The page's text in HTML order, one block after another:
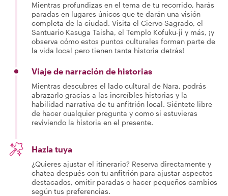
Mientras profundizas en el tema de tu recorrido, harás
paradas en lugares únicos que te darán una visión
completa de la ciudad. Visita el Ciervo Sagrado, el
Santuario Kasuga Taisha, el Templo Kofuku-ji y más, ¡y
observa cómo estos puntos culturales forman parte de
la vida local pero tienen tanta historia detrás!
Viaje de narración de historias
Mientras descubres el lado cultural de Nara, podrás
abrazarlo gracias a las increíbles historias y la
habilidad narrativa de tu anfitrión local. Siéntete libre
de hacer cualquier pregunta y como si estuvieras
reviviendo la historia en el presente.
Hazla tuya
¿Quieres ajustar el itinerario? Reserva directamente y
chatea después con tu anfitrión para ajustar aspectos
destacados, omitir paradas o hacer pequeños cambios
según tus preferencias.